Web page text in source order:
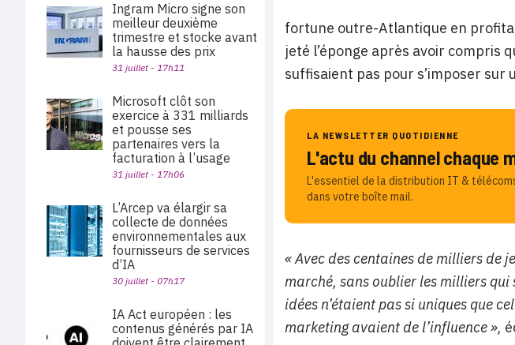
fortune outre-Atlantique en
jeté l’éponge après avoir compris
suffisaient pas pour s’imposer sur
LA NEWSLETTER QUOTIDIENNE
L'actu du channel chaque
L'essentiel de la distribution IT &
dans votre boîte mail.
« Avec des centaines de milliers de
marché, sans oublier les milliers
idées n’étaient pas si uniques que
marketing avaient de l’influence »,
Ingram Micro signe son
meilleur deuxième
trimestre et stocke avant
la hausse des prix
31 juillet - 17h11
Microsoft clôt son
exercice à 331 milliards
et pousse ses
partenaires vers la
facturation à l’usage
31 juillet - 17h06
L’Arcep va élargir sa
collecte de données
environnementales aux
fournisseurs de services
d’IA
30 juillet - 07h17
IA Act européen : les
contenus générés par IA